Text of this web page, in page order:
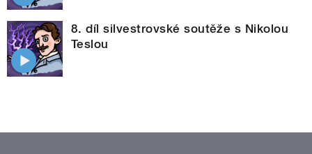
8. díl silvestrovské soutěže s Nikolou
Teslou